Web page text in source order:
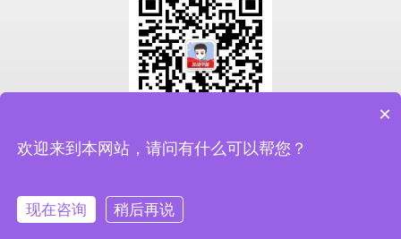
扫一扫关注我们
×
欢迎来到本网站，请问有什么可以帮您？
现在咨询 稍后再说